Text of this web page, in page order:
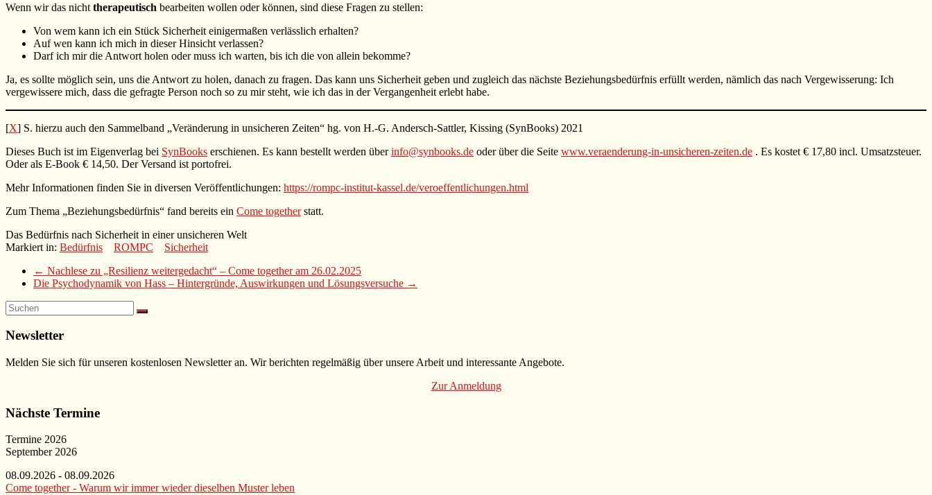
Wenn wir das nicht therapeutisch bearbeiten wollen oder können, sind diese Fragen zu stellen:
Von wem kann ich ein Stück Sicherheit einigermaßen verlässlich erhalten?
Auf wen kann ich mich in dieser Hinsicht verlassen?
Darf ich mir die Antwort holen oder muss ich warten, bis ich die von allein bekomme?
Ja, es sollte möglich sein, uns die Antwort zu holen, danach zu fragen. Das kann uns Sicherheit geben und zugleich das nächste Beziehungsbedürfnis erfüllt werden, nämlich das nach Vergewisserung: Ich
vergewissere mich, dass die gefragte Person noch so zu mir steht, wie ich das in der Vergangenheit erlebt habe.
[X] S. hierzu auch den Sammelband „Veränderung in unsicheren Zeiten“ hg. von H.-G. Andersch-Sattler, Kissing (SynBooks) 2021
Dieses Buch ist im Eigenverlag bei SynBooks erschienen. Es kann bestellt werden überinfo@synbooks.de oder über die Seite www.veraenderung-in-unsicheren-zeiten.de . Es kostet € 17,80 incl. Umsatzsteuer.
Oder als E-Book € 14,50. Der Versand ist portofrei.
Mehr Informationen finden Sie in diversen Veröffentlichungen: https://rompc-institut-kassel.de/veroeffentlichungen.html
Zum Thema „Beziehungsbedürfnis“ fand bereits ein Come togetherstatt.
Das Bedürfnis nach Sicherheit in einer unsicheren Welt
Markiert in: Bedürfnis ROMPC
Sicherheit
← Nachlese zu „Resilienz weitergedacht“ – Come together am 26.02.2025
Die Psychodynamik von Hass – Hintergründe, Auswirkungen und Lösungsversuche →
Newsletter
Melden Sie sich für unseren kostenlosen Newsletter an. Wir berichten regelmäßig über unsere Arbeit und interessante Angebote.
Zur Anmeldung
Nächste Termine
Termine 2026
September 2026
08.09.2026 - 08.09.2026
Come together - Warum wir immer wieder dieselben Muster leben